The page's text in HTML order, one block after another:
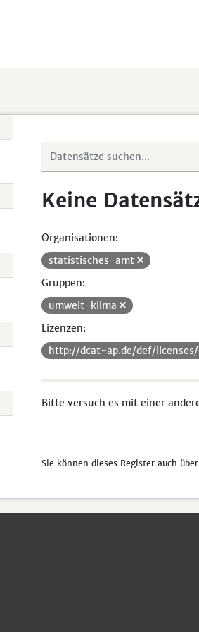
Keine
Organisationen:
statistisches-amt
Gruppen:
umwelt-klima
Lizenzen:
http://dcat-ap.de/def/
Bitte versuch es mit einer
Sie können dieses Register auch